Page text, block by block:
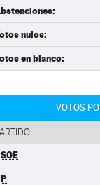
nulos:
en blanco:
VOTOS